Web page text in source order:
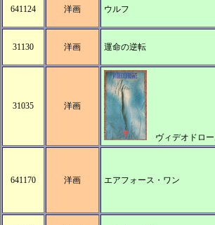
641124 洋画 ウルフ
31130 洋画 運命の逆転
31035 洋画
ヴィデオドロー
641170 洋画 エアフォース・ワン